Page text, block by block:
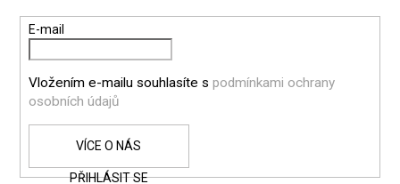
E-mail
Vložením e-mailu souhlasíte s podmínkami ochrany
osobních údajů
PŘIHLÁSIT SE